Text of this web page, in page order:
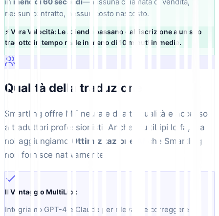
nessun contratto, nessun costo nascosto.
⚡ Vera Velocità: Le aziende passano dall'iscrizione a un sito
tradotto in tempo reale in meno di 10 minuti in media.
Qualità della traduzione
Smartling offre MT neurale di alta qualità e accesso
a traduttori professionisti. Anche MultiLipi lo fa, ma
noi aggiungiamo Ottimizzazione AI
che Smartling
non fornisce nativamente.
Il Vantaggio MultiLipi:
Integriamo GPT-4 e Claude per rilevare e correggere